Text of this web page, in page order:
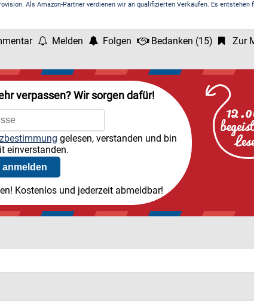
Als Amazon-Partner verdienen wir an qualifizierten Verkäufen. Es entstehen
Melden Folgen Bedanken (15) Zur
verpassen? Wir sorgen dafür!
gelesen, verstanden und bin
einverstanden.
Kostenlos und jederzeit abmeldbar!